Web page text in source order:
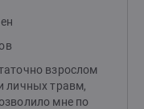
взрослом
личных травм,
мне по